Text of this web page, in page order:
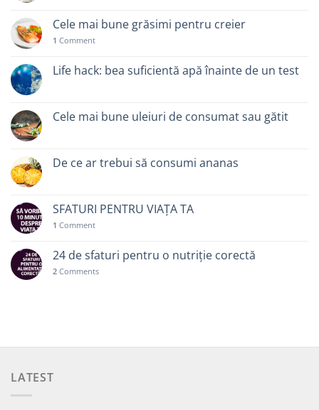
Cele mai bune grăsimi pentru creier
1 Comment
Life hack: bea suficientă apă înainte de un test
Cele mai bune uleiuri de consumat sau gătit
De ce ar trebui să consumi ananas
SFATURI PENTRU VIAȚA TA
1 Comment
24 de sfaturi pentru o nutriție corectă
2 Comments
LATEST